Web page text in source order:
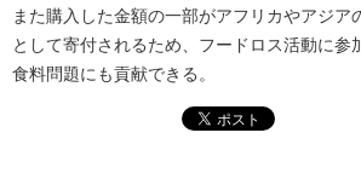
また購入した金額の一部がアフリカやアジア
として寄付されるため、フードロス活動に参
食料問題にも貢献できる。